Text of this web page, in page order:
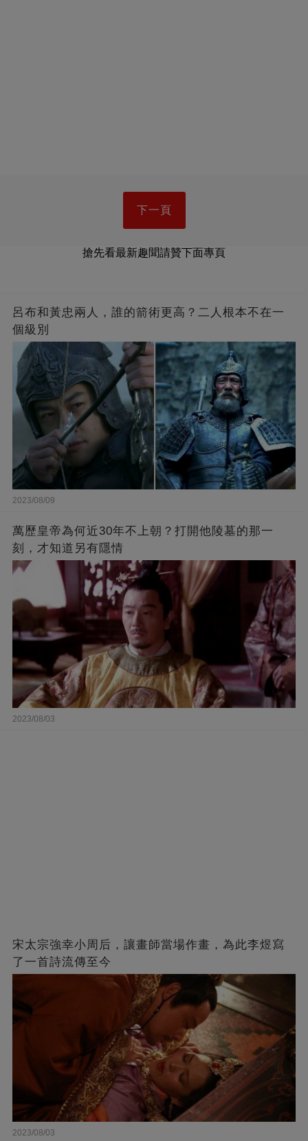
下一頁
搶先看最新趣聞請贊下面專頁
呂布和黃忠兩人，誰的箭術更高？二人根本不在一
個級別
2023/08/09
萬歷皇帝為何近30年不上朝？打開他陵墓的那一
刻，才知道另有隱情
2023/08/03
宋太宗強幸小周后，讓畫師當場作畫，為此李煜寫
了一首詩流傳至今
2023/08/03